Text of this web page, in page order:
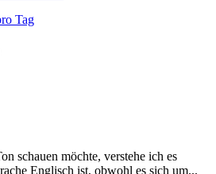
Tag
schauen möchte, verstehe ich es
Englisch ist, obwohl es sich um...